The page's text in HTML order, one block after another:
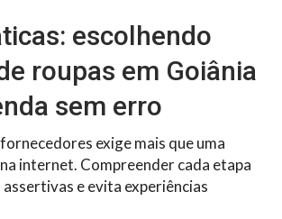
escolhendo
roupas em Goiânia
sem erro
exige mais que uma
internet. Compreender cada etapa
e evita experiências